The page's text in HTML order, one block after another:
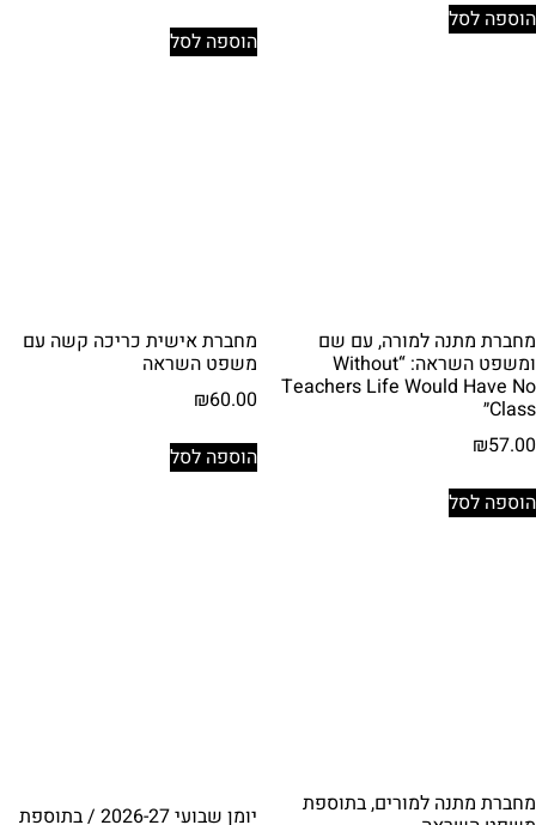
הוספה לסל
הוספה לסל
מחברת מתנה למורה, עם שם
ומשפט השראה: “Without
Teachers Life Would Have No
Class״
₪57.00
הוספה לסל
מחברת אישית כריכה קשה עם
משפט השראה
₪60.00
הוספה לסל
מחברת מתנה למורים, בתוספת יומן שבועי 2026-27 / בתוספת